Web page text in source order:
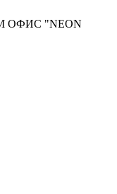
ОФИС "NEON